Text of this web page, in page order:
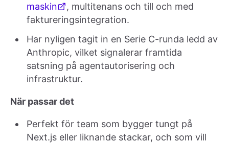
maskin
, multitenans och till och med
faktureringsintegration.
Har nyligen tagit in en Serie C-runda ledd av
Anthropic, vilket signalerar framtida
satsning på agentautorisering och
infrastruktur.
När passar det
Perfekt för team som bygger tungt på
Next.js eller liknande stackar, och som vill